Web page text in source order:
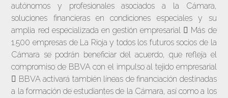
autónomos y profesionales asociados a la Cámara,
soluciones financieras en condiciones especiales y su
amplia red especializada en gestión empresarial  Más de
1.500 empresas de La Rioja y todos los futuros socios de la
Cámara se podrán beneficiar del acuerdo, que refleja el
compromiso de BBVA con el impulso al tejido empresarial
 BBVA activará también líneas de financiación destinadas
a la formación de estudiantes de la Cámara, así como a los